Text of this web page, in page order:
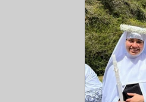
Dom Marcel Lefebvre
Voz de Fátima, voz de